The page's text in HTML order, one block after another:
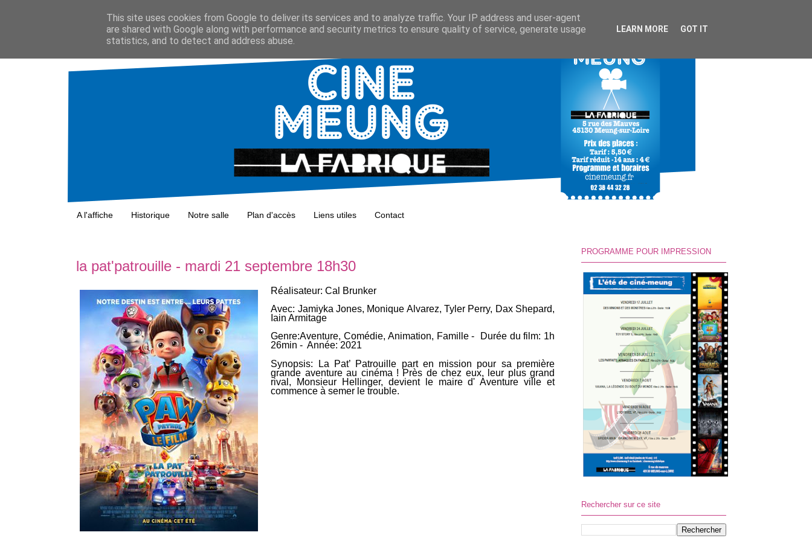
A l'affiche Historique Notre salle Plan d'accès Liens utiles Contact
la pat'patrouille - mardi 21 septembre 18h30
Réalisateur: Cal Brunker
Avec: Jamiyka Jones, Monique Alvarez, Tyler Perry, Dax Shepard,
Iain Armitage
Genre:Aventure, Comédie, Animation, Famille - Durée du film: 1h
26min - Année: 2021
Synopsis: La Pat’ Patrouille part en mission pour sa première
grande aventure au cinéma ! Près de chez eux, leur plus grand
rival, Monsieur Hellinger, devient le maire d' Aventure ville et
commence à semer le trouble.
PROGRAMME POUR IMPRESSION
Rechercher sur ce site
This site uses cookies from Google to deliver its services and to analyze traffic. Your IP address and user-agent
are shared with Google along with performance and security metrics to ensure quality of service, generate usage
statistics, and to detect and address abuse.
LEARN MORE GOT IT